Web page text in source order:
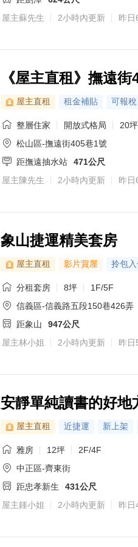
屋主蘇先生
2小時內更新 昨日
《屋主直租》撫遠
屋主直租 租金補貼 可報稅
整層住家 開放式格局 20坪
松山區-撫遠街405巷1號
距撫遠抽水站
471公尺
屋主陳先生
2小時內更新 昨日
象山捷運精美套房
屋主直租 影片賞屋 拎包入
分租套房 8坪
1F/5F
信義區-信義路五段150巷426弄
距象山
947公尺
屋主林小姐
2小時內更新 昨日
安靜單純讀書的好地
屋主直租 近捷運 新上架
雅房 12坪
2F/4F
中正區-齊東街
距忠孝新生
431公尺
屋主鍾小姐
2小時內更新 昨日